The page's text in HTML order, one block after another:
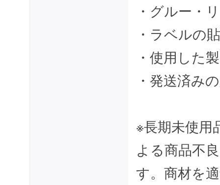
・グルー・
・ラベルの
・使用した
・発送済み
※長期未使用
よる商品不
す。商材を